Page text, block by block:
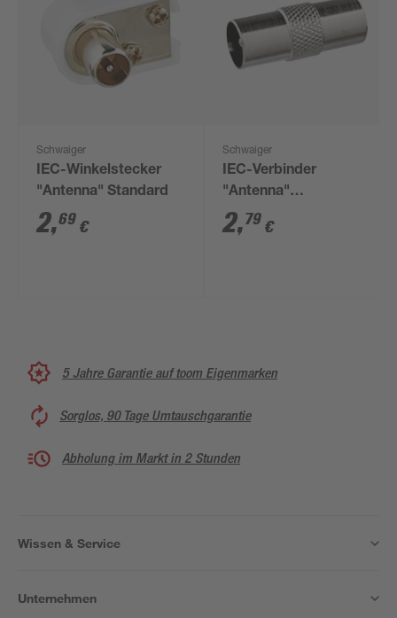
Schwaiger
IEC-Winkelstecker
"Antenna" Standard
2,69 €
Schwaiger
IEC-Verbinder
"Antenna"
Professional Stecker
2,79 €
5 Jahre Garantie auf toom Eigenmarken
Sorglos, 90 Tage Umtauschgarantie
Abholung im Markt in 2 Stunden
Wissen & Service
Unternehmen